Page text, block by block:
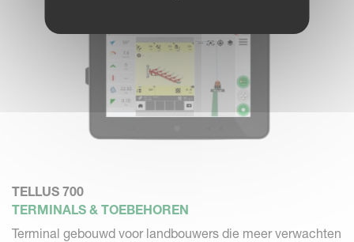
TELLUS 700
TERMINALS & TOEBEHOREN
Terminal gebouwd voor landbouwers die meer verwachten